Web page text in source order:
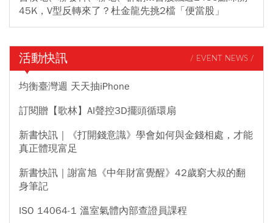
45K，V型反轉來了？杜金龍先挑2檔「便當股」
活動快訊 / EVENT NEWS /
均衡臺灣週 天天抽iPhone
訂閱贈【歌林】AI聲控3D擺頭循環扇
新書快訊｜《打開錢意識》學會如何與金錢相處，才能
真正體現富足
新書快訊｜謝富旭《中年財富覺醒》42歲窮大叔的翻
身筆記
ISO 14064-1 溫室氣體內部查證員課程